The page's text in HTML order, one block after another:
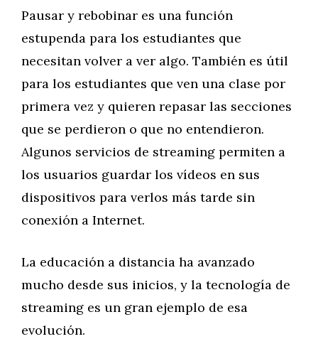
Pausar y rebobinar es una función
estupenda para los estudiantes que
necesitan volver a ver algo. También es útil
para los estudiantes que ven una clase por
primera vez y quieren repasar las secciones
que se perdieron o que no entendieron.
Algunos servicios de streaming permiten a
los usuarios guardar los vídeos en sus
dispositivos para verlos más tarde sin
conexión a Internet.
La educación a distancia ha avanzado
mucho desde sus inicios, y la tecnología de
streaming es un gran ejemplo de esa
evolución.